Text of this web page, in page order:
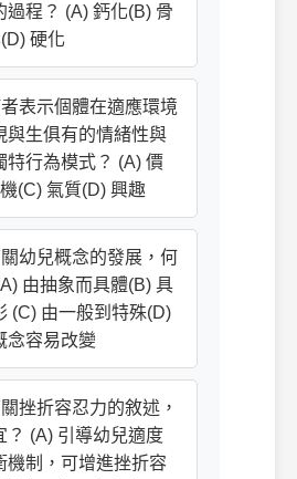
過程？ (A) 鈣化(B) 骨
硬化
表示個體在適應環境
與生俱有的情緒性與
特行為模式？ (A) 價
(C) 氣質(D) 興趣
幼兒概念的發展，何
由抽象而具體(B) 具
(C) 由一般到特殊(D)
念容易改變
挫折容忍力的敘述，
？ (A) 引導幼兒適度
機制，可增進挫折容